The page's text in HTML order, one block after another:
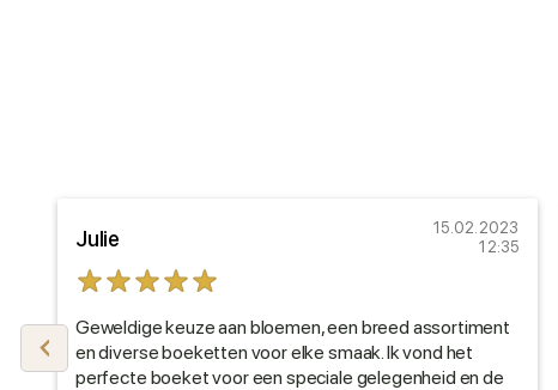
Julie
15.02.2023
12:35
Geweldige keuze aan bloemen, een breed assortiment
en diverse boeketten voor elke smaak. Ik vond het
perfecte boeket voor een speciale gelegenheid en de